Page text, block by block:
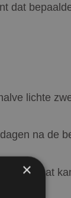
dat
lichte
na de
resultaat
×